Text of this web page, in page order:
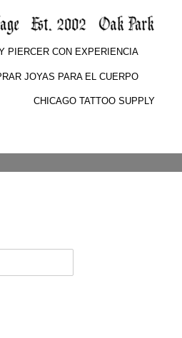
PIERCER CON EXPERIENCIA
JOYAS PARA EL CUERPO
CHICAGO TATTOO SUPPLY